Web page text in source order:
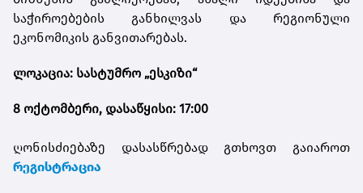
საჭიროებების განხილვას და რეგიონული
ეკონომიკის განვითარებას.
ლოკაცია: სასტუმრო „ესკიზი“
8 ოქტომბერი, დასაწყისი: 17:00
ღონისძიებაზე დასასწრებად გთხოვთ გაიაროთ
რეგისტრაცია